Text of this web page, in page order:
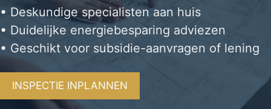
• Deskundige specialisten aan huis
• Duidelijke energiebesparing adviezen
• Geschikt voor subsidie-aanvragen of lening
INSPECTIE INPLANNEN